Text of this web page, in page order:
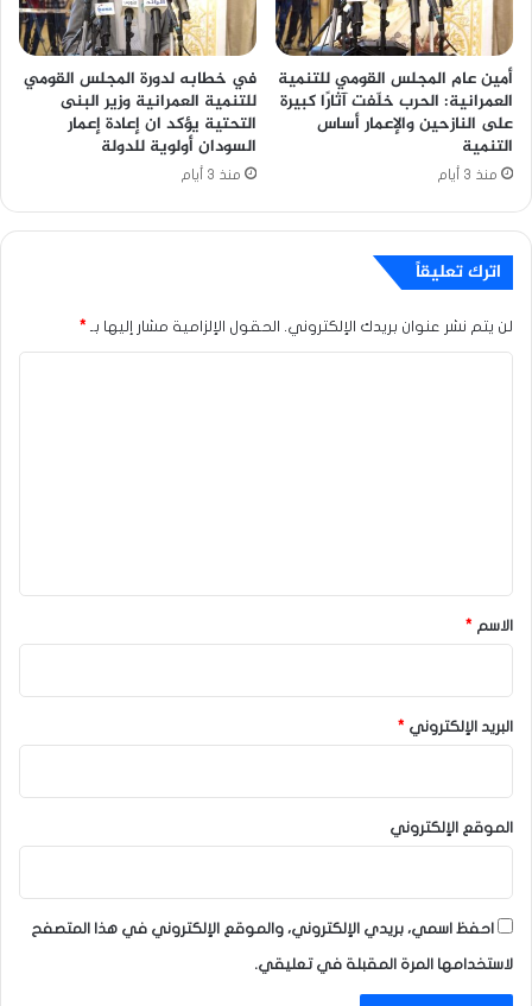
أمين عام المجلس القومي للتنمية
العمرانية: الحرب خلّفت آثارًا كبيرة
على النازحين والإعمار أساس
التنمية
منذ 3 أيام
في خطابه لدورة المجلس القومي
للتنمية العمرانية وزير البنى
التحتية يؤكد ان إعادة إعمار
السودان أولوية للدولة
منذ 3 أيام
اترك تعليقاً
لن يتم نشر عنوان بريدك الإلكتروني. الحقول الإلزامية مشار إليها بـ *
*
الاسم *
البريد الإلكتروني *
الموقع الإلكتروني
احفظ اسمي، بريدي الإلكتروني، والموقع الإلكتروني في هذا المتصفح
لاستخدامها المرة المقبلة في تعليقي.